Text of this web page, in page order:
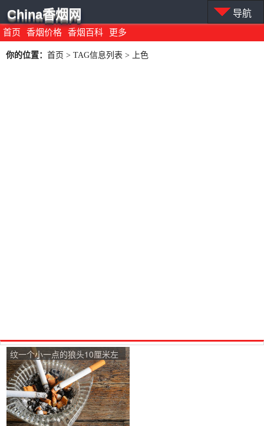
首页 香烟价格 香烟百科 更多
China香烟网 导航
你的位置： 首页 > TAG信息列表 > 上色
纹一个小一点的狼头10厘米左
右大约多少钱？